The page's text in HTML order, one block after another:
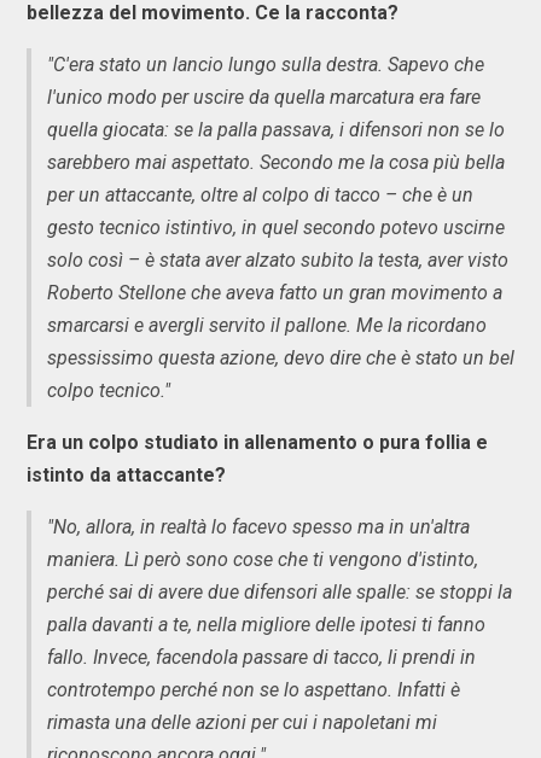
bellezza del movimento. Ce la racconta?
"C'era stato un lancio lungo sulla destra. Sapevo che
l'unico modo per uscire da quella marcatura era fare
quella giocata: se la palla passava, i difensori non se lo
sarebbero mai aspettato. Secondo me la cosa più bella
per un attaccante, oltre al colpo di tacco – che è un
gesto tecnico istintivo, in quel secondo potevo uscirne
solo così – è stata aver alzato subito la testa, aver visto
Roberto Stellone che aveva fatto un gran movimento a
smarcarsi e avergli servito il pallone. Me la ricordano
spessissimo questa azione, devo dire che è stato un bel
colpo tecnico."
Era un colpo studiato in allenamento o pura follia e
istinto da attaccante?
"No, allora, in realtà lo facevo spesso ma in un'altra
maniera. Lì però sono cose che ti vengono d'istinto,
perché sai di avere due difensori alle spalle: se stoppi la
palla davanti a te, nella migliore delle ipotesi ti fanno
fallo. Invece, facendola passare di tacco, li prendi in
controtempo perché non se lo aspettano. Infatti è
rimasta una delle azioni per cui i napoletani mi